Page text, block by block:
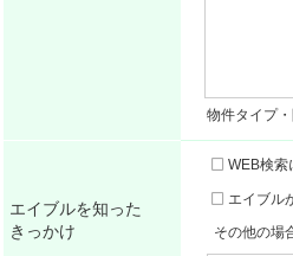
物件タイプ
エイブルを知った
きっかけ
WEB検索
エイブル
その他の場